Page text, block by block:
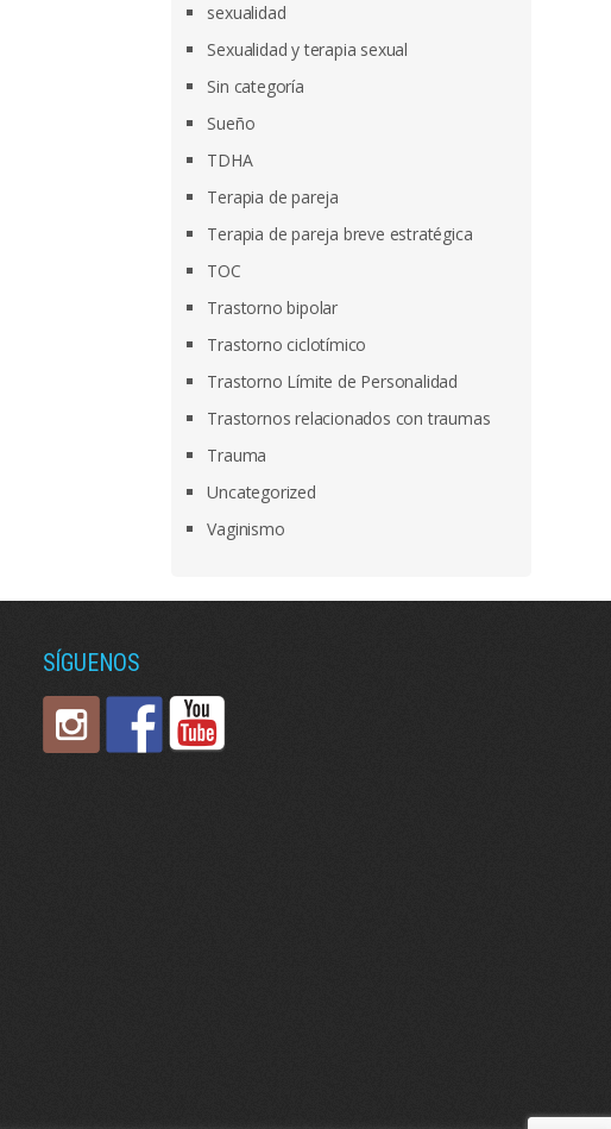
sexualidad
Sexualidad y terapia sexual
Sin categoría
Sueño
TDHA
Terapia de pareja
Terapia de pareja breve estratégica
TOC
Trastorno bipolar
Trastorno ciclotímico
Trastorno Límite de Personalidad
Trastornos relacionados con traumas
Trauma
Uncategorized
Vaginismo
SÍGUENOS